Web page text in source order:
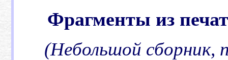
Фрагменты из
(Небольшой сборник,